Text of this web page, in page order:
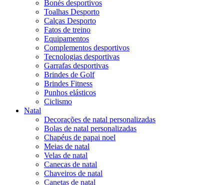
Bonés desportivos
Toalhas Desporto
Calças Desporto
Fatos de treino
Equipamentos
Complementos desportivos
Tecnologias desportivas
Garrafas desportivas
Brindes de Golf
Brindes Fitness
Punhos elásticos
Ciclismo
Natal
Decorações de natal personalizadas
Bolas de natal personalizadas
Chapéus de papai noel
Meias de natal
Velas de natal
Canecas de natal
Chaveiros de natal
Canetas de natal